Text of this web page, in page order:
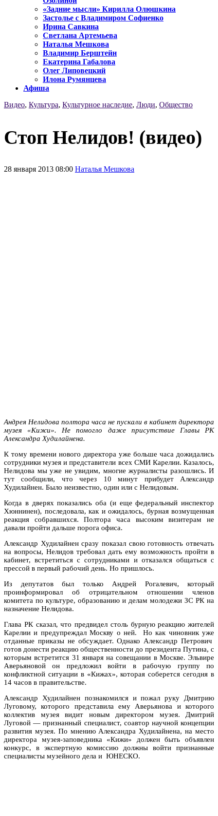
«Задние мысли» Кирилла Олюшкина
Застолье с Владимиром Софиенко
Ирина Савкина
Светлана Артемьева
Наталья Мешкова
Владимир Берштейн
Екатерина Габалова
Олег Липовецкий
Илона Румянцева
Афиша
Видео, Культура, Культурное наследие, Люди, Общество
Стоп Нелидов! (видео)
28 января 2013 08:00 Наталья Мешкова
Андрея Нелидова полтора часа не пускали в кабинет директора
музея «Кижи». Не помогло даже присутствие Главы РК
Александра Худилайнена.
К тому времени нового директора уже больше часа дожидались
сотрудники музея и представители всех СМИ Карелии. Казалось,
Нелидова мы уже не увидим, многие журналисты разошлись. И
тут сообщили, что через 10 минут прибудет Александр
Худилайнен. Было неизвестно, один или с Нелидовым.
Когда в дверях показались оба (и еще федеральный инспектор
Хюннинен), последовала, как и ожидалось, бурная возмущенная
реакция собравшихся. Полтора часа высоким визитерам не
давали пройти дальше порога офиса.
Александр Худилайнен сразу показал свою готовность отвечать
на вопросы, Нелидов требовал дать ему возможность пройти в
кабинет, встретиться с сотрудниками и отказался общаться с
прессой в первый рабочий день. Но пришлось.
Из депутатов был только Андрей Рогалевич, который
проинформировал об отрицательном отношении членов
комитета по культуре, образованию и делам молодежи ЗС РК на
назначение Нелидова.
Глава РК сказал, что предвидел столь бурную реакцию жителей
Карелии и предупреждал Москву о ней. Но как чиновник уже
отданные приказы не обсуждает. Однако Александр Петрович
готов донести реакцию общественности до президента Путина, с
которым встретится 31 января на совещании в Москве. Эльвире
Аверьяновой он предложил войти в рабочую группу по
конфликтной ситуации в «Кижах», которая соберется сегодня в
14 часов в правительстве.
Александр Худилайнен познакомился и пожал руку Дмитрию
Луговому, которого представила ему Аверьянова и которого
коллектив музея видит новым директором музея. Дмитрий
Луговой — признанный специалист, соавтор научной концепции
развития музея. По мнению Александра Худилайнена, на место
директора музея-заповедника «Кижи» должен быть объявлен
конкурс, в экспертную комиссию должны войти признанные
специалисты музейного дела и ЮНЕСКО.